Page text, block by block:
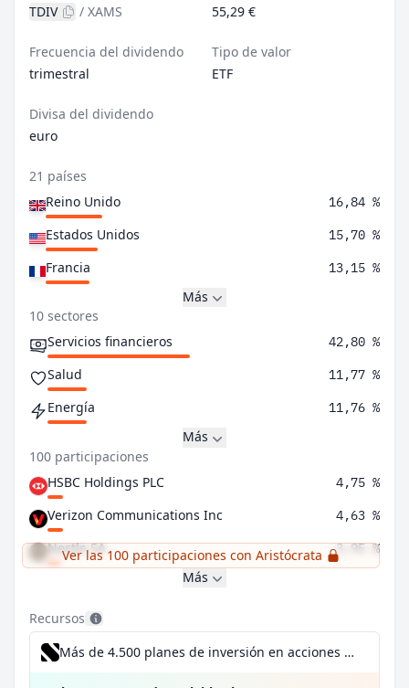
TDIV
/ XAMS
55,29 €
Frecuencia del dividendo
trimestral
Tipo de valor
ETF
Divisa del dividendo
euro
21 países
Reino Unido
16,84 %
Estados Unidos 15,70 %
Francia 13,15 %
Más
10 sectores
Servicios financieros
42,80 %
Salud 11,77 %
Energía 11,76 %
Más
100 participaciones
HSBC Holdings PLC
4,75 %
Verizon Communications Inc 4,63 %
Nestle SA 3,95 %
Ver las 100 participaciones con Aristócrata
Más
Recursos
Más de 4.500 planes de inversión en acciones desde 1 €